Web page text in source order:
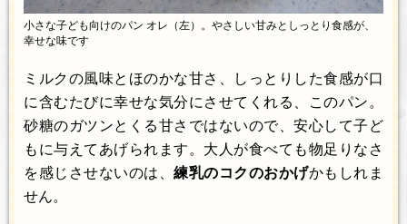
小さな子ども向けのパン オレ（左）。やさしい甘みとしっとり食感が、
幸せな味です
ミルクの風味とほのかな甘さ、しっとりした食感が口
に含むたびに幸せな気分にさせてくれる、このパン。
砂糖のガツンとくる甘さではないので、安心して子ど
もに与えてあげられます。大人が食べても物足りなさ
を感じさせないのは、練乳のコクのおかげかもしれま
せん。